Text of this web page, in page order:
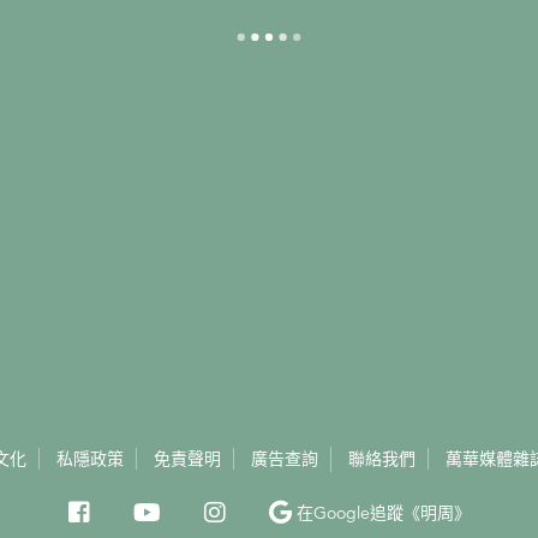
化 私隱政策 免責聲明 廣告查詢 聯絡我們 萬華媒體雜
在Google追蹤《明周》